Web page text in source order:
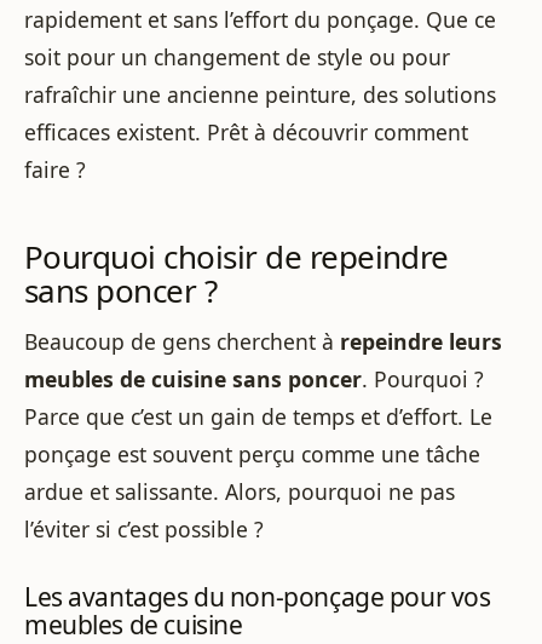
rapidement et sans l’effort du ponçage. Que ce
soit pour un changement de style ou pour
rafraîchir une ancienne peinture, des solutions
efficaces existent. Prêt à découvrir comment
faire ?
Pourquoi choisir de repeindre
sans poncer ?
Beaucoup de gens cherchent à repeindre leurs
meubles de cuisine sans poncer. Pourquoi ?
Parce que c’est un gain de temps et d’effort. Le
ponçage est souvent perçu comme une tâche
ardue et salissante. Alors, pourquoi ne pas
l’éviter si c’est possible ?
Les avantages du non-ponçage pour vos
meubles de cuisine